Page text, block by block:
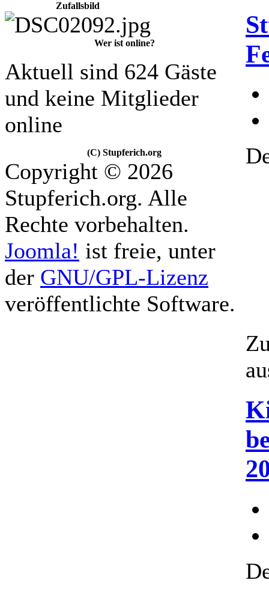
Zufallsbild
Wer ist online?
Aktuell sind 624 Gäste
und keine Mitglieder
online
(C) Stupferich.org
Copyright © 2026
Stupferich.org. Alle
Rechte vorbehalten.
Joomla! ist freie, unter
der GNU/GPL-Lizenz
veröffentlichte Software.